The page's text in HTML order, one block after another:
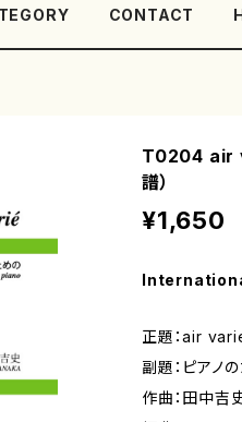
CONTACT
T0204 air
譜）
¥1,650
正題：air
副題：ピアノ
作曲：田中吉